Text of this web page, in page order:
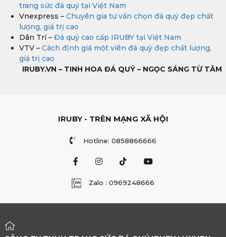
trang sức đá quý tại Việt Nam
Vnexpress – Chuyên gia tư vấn chọn đá quý đẹp chất
lượng, giá trị cao
Dân Trí – Đá quý cao cấp IRUBY tại Việt Nam
VTV – Cách định giá một viên đá quý đẹp chất lượng,
giá trị cao
IRUBY.VN – TINH HOA ĐÁ QUÝ – NGỌC SÁNG TỪ TÂM
IRUBY - TRÊN MẠNG XÃ HỘI
Hotline: 0858866666
Zalo : 0969248666